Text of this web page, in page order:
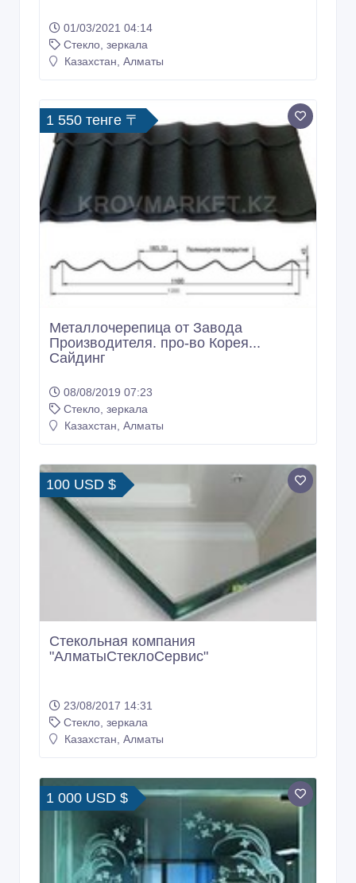
01/03/2021 04:14
Стекло, зеркала
Казахстан, Алматы
1 550 тенге 〒
Металлочерепица от Завода
Производителя. про-во Корея...
Сайдинг
08/08/2019 07:23
Стекло, зеркала
Казахстан, Алматы
100 USD $
Стекольная компания
"АлматыСтеклоСервис"
23/08/2017 14:31
Стекло, зеркала
Казахстан, Алматы
1 000 USD $